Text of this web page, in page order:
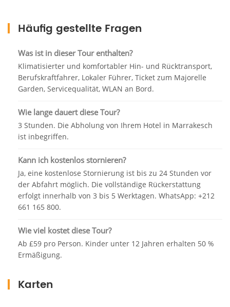
Häufig gestellte Fragen
Was ist in dieser Tour enthalten?
Klimatisierter und komfortabler Hin- und Rücktransport,
Berufskraftfahrer, Lokaler Führer, Ticket zum Majorelle
Garden, Servicequalität, WLAN an Bord.
Wie lange dauert diese Tour?
3 Stunden. Die Abholung von Ihrem Hotel in Marrakesch
ist inbegriffen.
Kann ich kostenlos stornieren?
Ja, eine kostenlose Stornierung ist bis zu 24 Stunden vor
der Abfahrt möglich. Die vollständige Rückerstattung
erfolgt innerhalb von 3 bis 5 Werktagen. WhatsApp: +212
661 165 800.
Wie viel kostet diese Tour?
Ab £59 pro Person. Kinder unter 12 Jahren erhalten 50 %
Ermäßigung.
Karten